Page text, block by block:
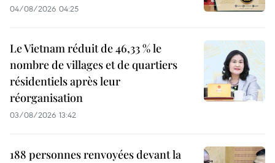
04/08/2026 04:25
Le Vietnam réduit de 46,33 % le
nombre de villages et de quartiers
résidentiels après leur
réorganisation
03/08/2026 13:42
188 personnes renvoyées devant la